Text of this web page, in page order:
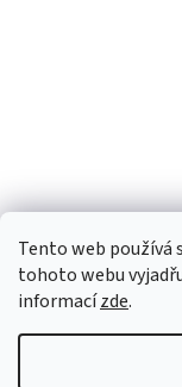
Tento web používá
tohoto webu
informacízde.